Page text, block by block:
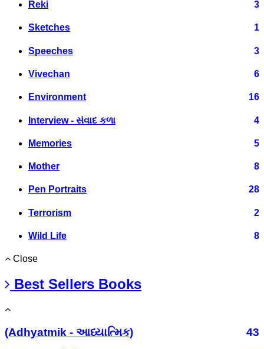
Reki 3
Sketches 1
Speeches 3
Vivechan 6
Environment 16
Interview - સંવાદ કળા 4
Memories 5
Mother 8
Pen Portraits 28
Terrorism 2
Wild Life 8
Close
Best Sellers Books
(Adhyatmik - આધ્યાત્મિક)
43